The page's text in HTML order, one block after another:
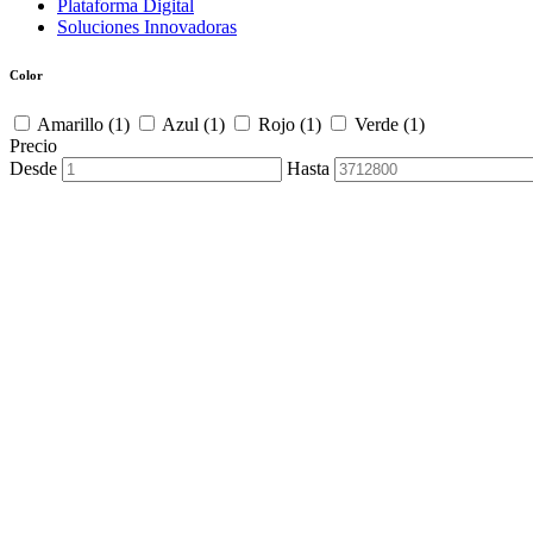
Plataforma Digital
Soluciones Innovadoras
Color
Amarillo (1) Azul (1) Rojo (1)
Verde (1)
Precio
Desde
Hasta